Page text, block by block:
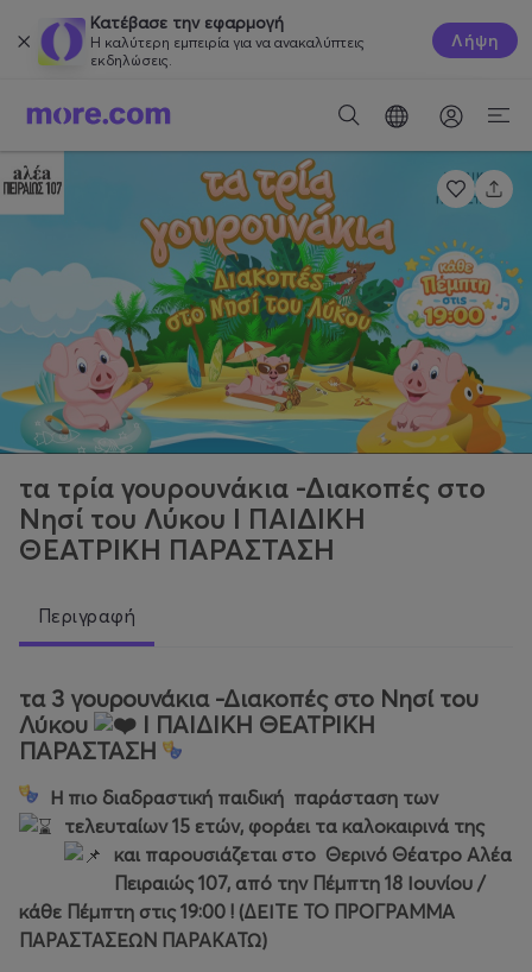
Κατέβασε την εφαρμογή
Η καλύτερη εμπειρία για να ανακαλύπτεις
εκδηλώσεις.
Λήψη
τα τρία γουρουνάκια -Διακοπές στο
Νησί του Λύκου Ι ΠΑΙΔΙΚΗ
ΘΕΑΤΡΙΚΗ ΠΑΡΑΣΤΑΣΗ
Περιγραφή
τα 3 γουρουνάκια -Διακοπές στο Νησί του
Λύκου
Ι ΠΑΙΔΙΚΗ ΘΕΑΤΡΙΚΗ
ΠΑΡΑΣΤΑΣΗ
Η πιο διαδραστική παιδική παράσταση των
τελευταίων 15 ετών, φοράει τα καλοκαιρινά της
και παρουσιάζεται στο Θερινό Θέατρο Αλέα
Πειραιώς 107, από την Πέμπτη 18 Ιουνίου /
κάθε Πέμπτη στις 19:00 ! (ΔΕΊΤΕ ΤΟ ΠΡΟΓΡΑΜΜΑ
ΠΑΡΑΣΤΑΣΕΩΝ ΠΑΡΑΚΑΤΩ)